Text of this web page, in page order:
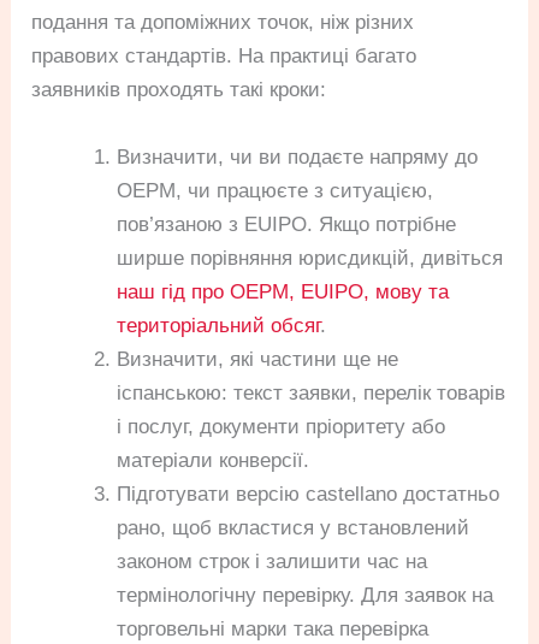
подання та допоміжних точок, ніж різних
правових стандартів. На практиці багато
заявників проходять такі кроки:
Визначити, чи ви подаєте напряму до
OEPM, чи працюєте з ситуацією,
пов’язаною з EUIPO. Якщо потрібне
ширше порівняння юрисдикцій, дивіться
наш гід про OEPM, EUIPO, мову та
територіальний обсяг.
Визначити, які частини ще не
іспанською: текст заявки, перелік товарів
і послуг, документи пріоритету або
матеріали конверсії.
Підготувати версію castellano достатньо
рано, щоб вкластися у встановлений
законом строк і залишити час на
термінологічну перевірку. Для заявок на
торговельні марки така перевірка